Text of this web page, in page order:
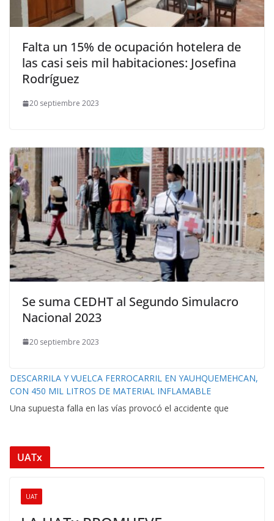
Falta un 15% de ocupación hotelera de
las casi seis mil habitaciones: Josefina
Rodríguez
20 septiembre 2023
Se suma CEDHT al Segundo Simulacro
Nacional 2023
20 septiembre 2023
DESCARRILA Y VUELCA FERROCARRIL EN YAUHQUEMEHCAN,
CON 450 MIL LITROS DE MATERIAL INFLAMABLE
Una supuesta falla en las vías provocó el accidente que
UATx
UAT